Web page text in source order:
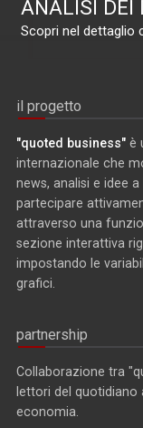
ANALISI DEI
Scopri nel dettaglio
il progetto
"quoted business" è
internazionale che
news, analisi e idee
partecipare
attraverso una
sezione interattiva
impostando le
grafici.
partnership
Collaborazione tra
lettori del quotidiano
economia.